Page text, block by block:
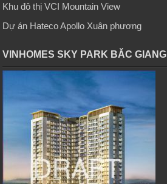
Khu đô thị VCI Mountain View
Dự án Hateco Apollo Xuân phương
VINHOMES SKY PARK BĂC GIANG